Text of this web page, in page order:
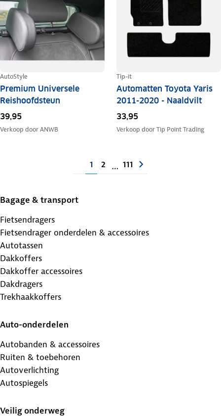
AutoStyle
Premium Universele
Reishoofdsteun
39,95
Verkoop doorANWB
Tip-it
Automatten Toyota Yaris
2011-2020 - Naaldvilt
33,95
Verkoop doorTip Point Trading
1 2 … 111
Bagage & transport
Fietsendragers
Fietsendrager onderdelen & accessoires
Autotassen
Dakkoffers
Dakkoffer accessoires
Dakdragers
Trekhaakkoffers
Auto-onderdelen
Autobanden & accessoires
Ruiten & toebehoren
Autoverlichting
Autospiegels
Veilig onderweg